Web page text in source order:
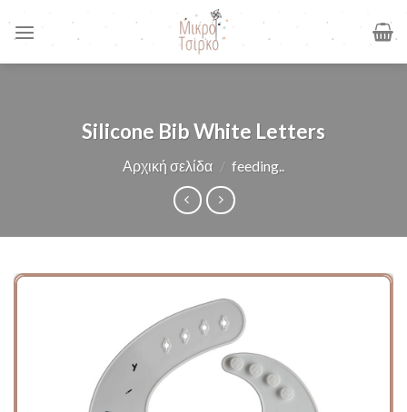
Silicone Bib White Letters
Αρχική σελίδα / feeding..